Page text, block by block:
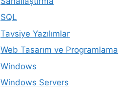
SQL
Tavsiye Yazılımlar
Web Tasarım ve Programlama
Windows
Windows Servers